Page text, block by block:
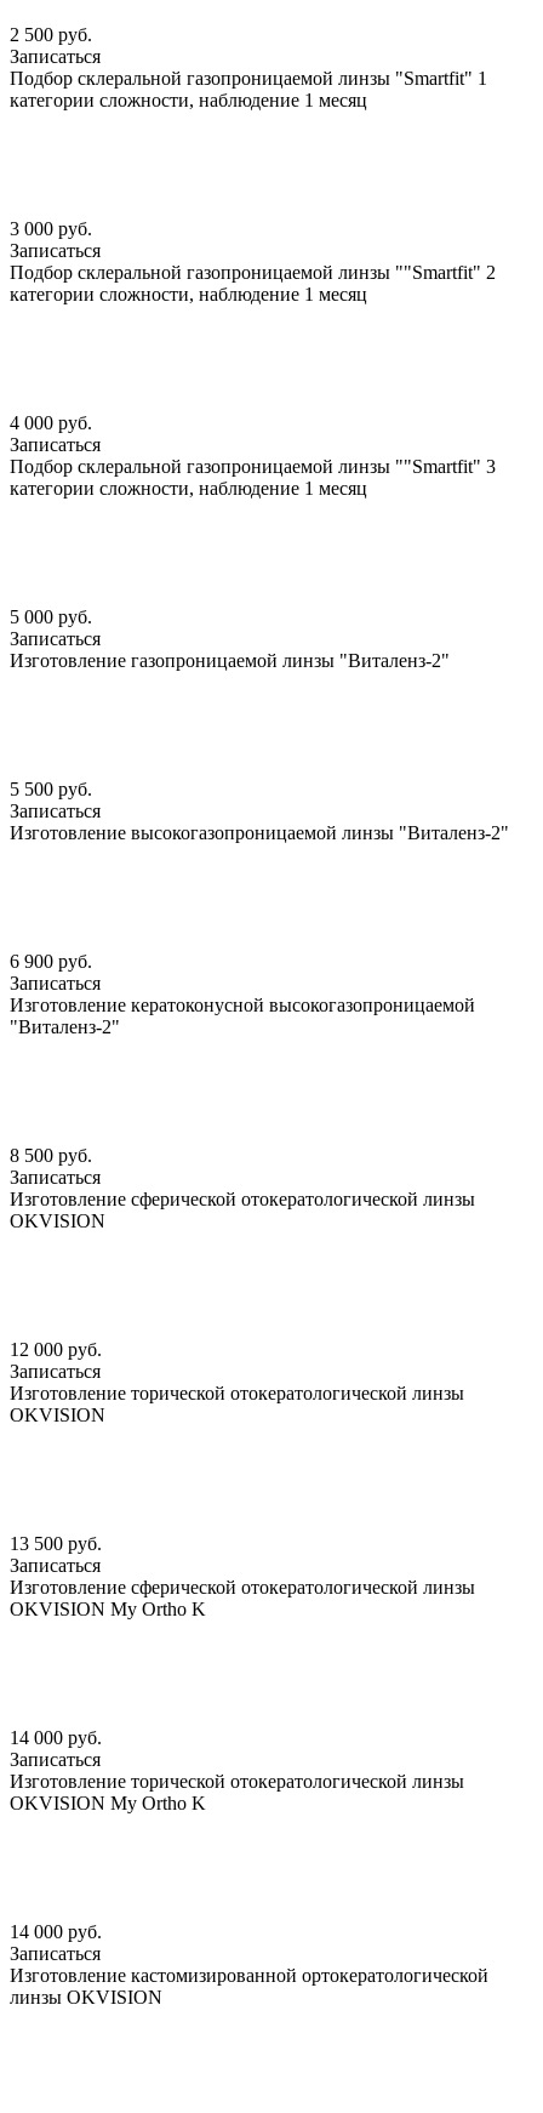
2 500 руб.
Записаться
Подбор склеральной газопроницаемой линзы "Smartfit" 1
категории сложности, наблюдение 1 месяц
3 000 руб.
Записаться
Подбор склеральной газопроницаемой линзы ""Smartfit" 2
категории сложности, наблюдение 1 месяц
4 000 руб.
Записаться
Подбор склеральной газопроницаемой линзы ""Smartfit" 3
категории сложности, наблюдение 1 месяц
5 000 руб.
Записаться
Изготовление газопроницаемой линзы "Виталенз-2"
5 500 руб.
Записаться
Изготовление высокогазопроницаемой линзы "Виталенз-2"
6 900 руб.
Записаться
Изготовление кератоконусной высокогазопроницаемой
"Виталенз-2"
8 500 руб.
Записаться
Изготовление сферической отокератологической линзы
OKVISION
12 000 руб.
Записаться
Изготовление торической отокератологической линзы
OKVISION
13 500 руб.
Записаться
Изготовление сферической отокератологической линзы
OKVISION My Ortho K
14 000 руб.
Записаться
Изготовление торической отокератологической линзы
OKVISION My Ortho K
14 000 руб.
Записаться
Изготовление кастомизированной ортокератологической
линзы OKVISION